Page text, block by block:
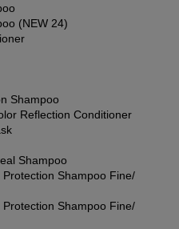
(NEW 24)
Shampoo
Reflection Conditioner
Shampoo
Shampoo Fine/
Shampoo Fine/